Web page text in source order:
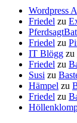
Wordpress
Friedel zu
Friedel zu
IT Blögg zu
Friedel zu
Susi zu
Hämpel zu
Friedel zu